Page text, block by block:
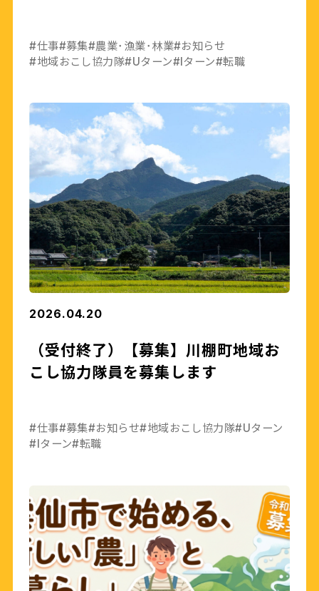
#仕事#募集#農業･漁業･林業#お知らせ
#地域おこし協力隊#Uターン#Iターン#転職
2026.04.20
（受付終了）【募集】川棚町地域お
こし協力隊員を募集します
#仕事#募集#お知らせ#地域おこし協力隊#Uターン
#Iターン#転職